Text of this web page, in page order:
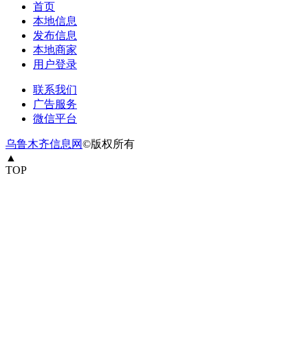
首页
本地信息
发布信息
本地商家
用户登录
联系我们
广告服务
微信平台
乌鲁木齐信息网©版权所有
▲
TOP